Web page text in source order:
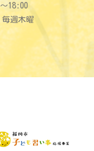
18:00
週木曜